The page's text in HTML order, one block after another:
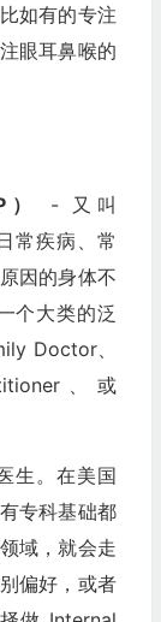
如有的专注
眼耳鼻喉的
）
- 又叫
常疾病、常
因的身体不
个大类的泛
Doctor、
、或
生。在美国
专科基础都
域，就会走
偏好，或者